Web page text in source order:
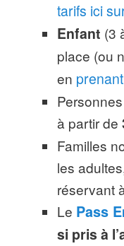
tarifs ici
Enfant (3
place (ou
en
à partir de
Familles
les
réservant
Le Pass
si pris à